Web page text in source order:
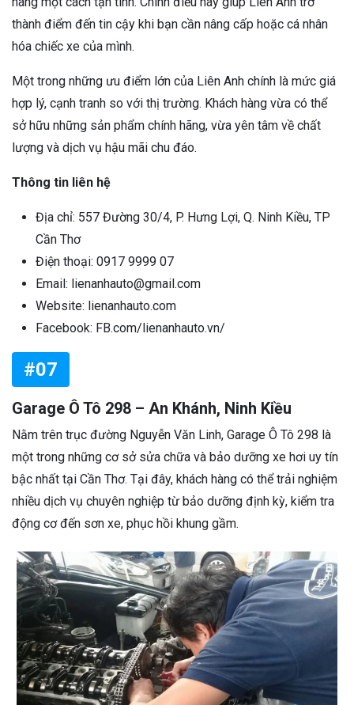
thành điểm đến tin cậy khi bạn cần nâng cấp hoặc cá nhân
hóa chiếc xe của mình.
Một trong những ưu điểm lớn của Liên Anh chính là mức giá
hợp lý, cạnh tranh so với thị trường. Khách hàng vừa có thể
sở hữu những sản phẩm chính hãng, vừa yên tâm về chất
lượng và dịch vụ hậu mãi chu đáo.
Thông tin liên hệ
Địa chỉ: 557 Đường 30/4, P. Hưng Lợi, Q. Ninh Kiều, TP
Cần Thơ
Điện thoại: 0917 9999 07
Email: lienanhauto@gmail.com
Website: lienanhauto.com
Facebook: FB.com/lienanhauto.vn/
#07
Garage Ô Tô 298 – An Khánh, Ninh Kiều
Nằm trên trục đường Nguyễn Văn Linh, Garage Ô Tô 298 là
một trong những cơ sở sửa chữa và bảo dưỡng xe hơi uy tín
bậc nhất tại Cần Thơ. Tại đây, khách hàng có thể trải nghiệm
nhiều dịch vụ chuyên nghiệp từ bảo dưỡng định kỳ, kiểm tra
động cơ đến sơn xe, phục hồi khung gầm.